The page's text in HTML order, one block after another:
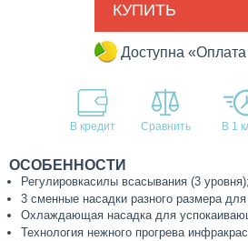
КУПИТЬ
Доступна
В кредит В 1
ОСОБЕННОСТИ
Регулировкасилы всасывания (3 уровня);
3 сменные насадки разного размера
Охлаждающая насадка для
Технология нежного прогрева